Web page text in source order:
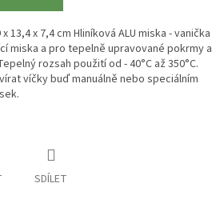
13,4 x 7,4 cm Hliníková ALU miska - vanička
miska a pro tepelně upravované pokrmy a
rozsah použití od - 40°C až 350°C.
víčky buď manuálně nebo speciálním
SDÍLET